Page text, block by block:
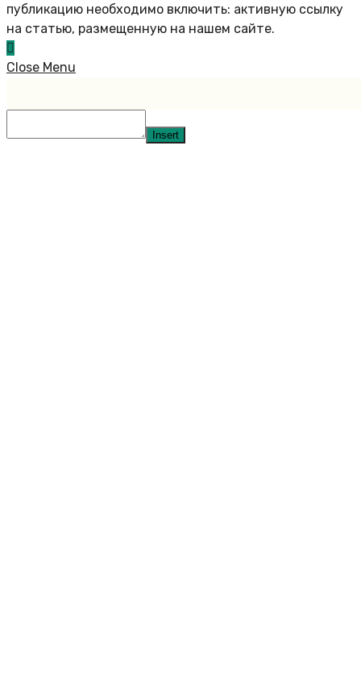
публикацию необходимо включить: активную ссылку
на статью, размещенную на нашем сайте.
Close Menu
Insert